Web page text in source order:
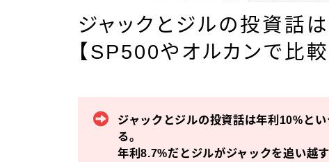
ジャックとジルの投資話
【SP500やオルカンで比較
ジャックとジルの投資話は年利10%と
る。
年利8.7%だとジルがジャックを追い越す